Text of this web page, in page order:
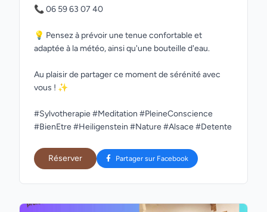
📞 06 59 63 07 40
💡 Pensez à prévoir une tenue confortable et
adaptée à la météo, ainsi qu'une bouteille d'eau.
Au plaisir de partager ce moment de sérénité avec
vous ! ✨
#Sylvotherapie #Meditation #PleineConscience
#BienEtre #Heiligenstein #Nature #Alsace #Detente
Réserver Partager sur Facebook